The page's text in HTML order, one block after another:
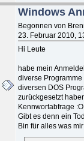
Windows
Begonnen von
23. Februar 2010,
Hi Leute
habe mein
diverse
diversen DOS
zurückgesetzt
Kennwortabfrage :O
Gibt es denn ein
Bin für alles was